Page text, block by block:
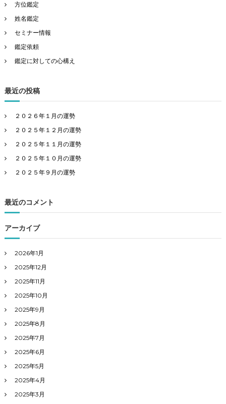
シ
ョ
ン
方位鑑定
姓名鑑定
セミナー情報
鑑定依頼
鑑定に対しての心構え
最近の投稿
２０２６年１月の運勢
２０２５年１２月の運勢
２０２５年１１月の運勢
２０２５年１０月の運勢
２０２５年９月の運勢
最近のコメント
アーカイブ
2026年1月
2025年12月
2025年11月
2025年10月
2025年9月
2025年8月
2025年7月
2025年6月
2025年5月
2025年4月
2025年3月